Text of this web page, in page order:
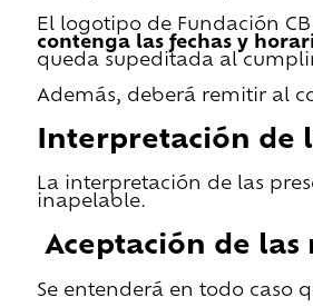
El logotipo de Fundación
contenga las fechas y
queda supeditada al
Además, deberá remitir al
Interpretación de
La interpretación de las
inapelable.
Aceptación de las
Se entenderá en todo caso